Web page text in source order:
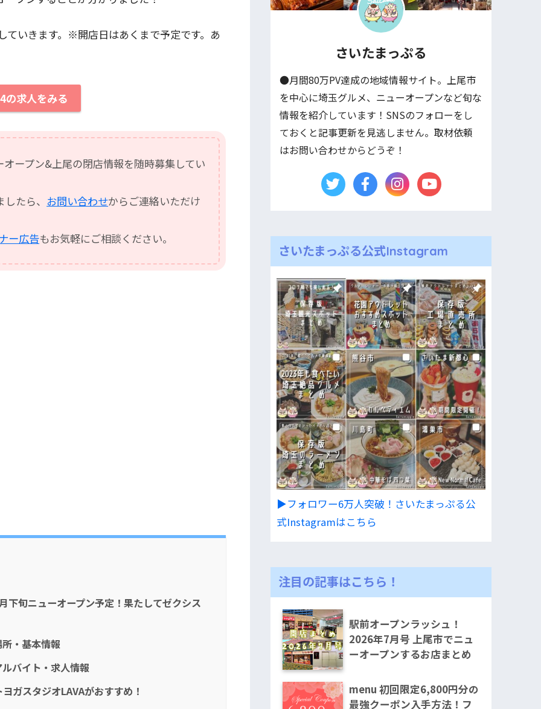
ていきます。※開店日はあくまで予定です。あ
の求人をみる
ープン&上尾の閉店情報を随時募集してい
たら、 お問い合わせからご連絡いただけ
ー広告もお気軽にご相談ください。
旬ニューオープン予定！果たしてゼクシス
・基本情報
バイト・求人情報
ガスタジオLAVAがおすすめ！
さいたまっぷる
●月間80万PV達成の地域情報サイト。上尾市
を中心に埼玉グルメ、ニューオープンなど旬な
情報を紹介しています！SNSのフォローをし
ておくと記事更新を見逃しません。取材依頼
はお問い合わせからどうぞ！
さいたまっぷる公式Instagram
▶︎フォロワー6万人突破！さいたまっぷる公
式Instagramはこちら
注目の記事はこちら！
駅前オープンラッシュ！
2026年7月号 上尾市でニュ
ーオープンするお店まとめ
menu 初回限定6,800円分の
最強クーポン入手方法！フ